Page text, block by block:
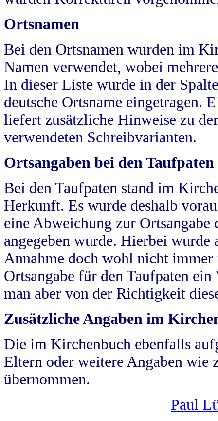
Ortsnamen
Bei den Ortsnamen wurden im
Namen verwendet, wobei
In dieser Liste wurde in der
deutsche Ortsname eingetragen.
liefert zusätzliche Hinweise zu
verwendeten Schreibvarianten.
Ortsangaben bei den Taufpaten
Bei den Taufpaten stand im
Herkunft. Es wurde deshalb
eine Abweichung zur
angegeben wurde. Hierbei wurde
Annahme doch wohl nicht
Ortsangabe für den Taufpaten
man aber von der Richtigkeit
Zusätzliche Angaben im
Die im Kirchenbuch ebenfalls
Eltern oder weitere Angaben wie
übernommen.
Paul